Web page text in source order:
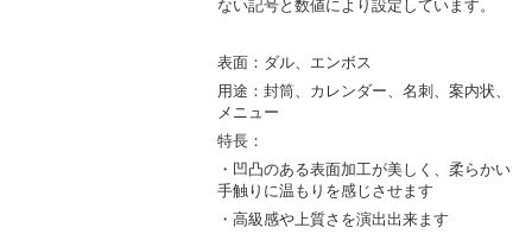
ない記号と数値により設定しています。
表面：ダル、エンボス
用途：封筒、カレンダー、名刺、案内状、
メニュー
特長：
・凹凸のある表面加工が美しく、柔らかい
手触りに温もりを感じさせます
・高級感や上質さを演出出来ます